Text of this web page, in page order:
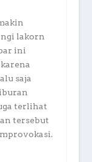
lakorn
ini
saja
terlihat
tersebut